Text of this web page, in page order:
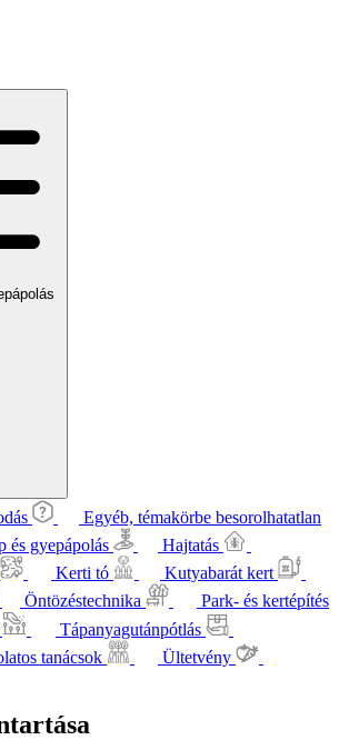
Egyéb, témakörbe besorolhatatlan
és gyepápolás
Hajtatás
Kerti tó
Kutyabarát kert
Öntözéstechnika
Park- és kertépítés
Tápanyagutánpótlás
tanácsok
Ültetvény